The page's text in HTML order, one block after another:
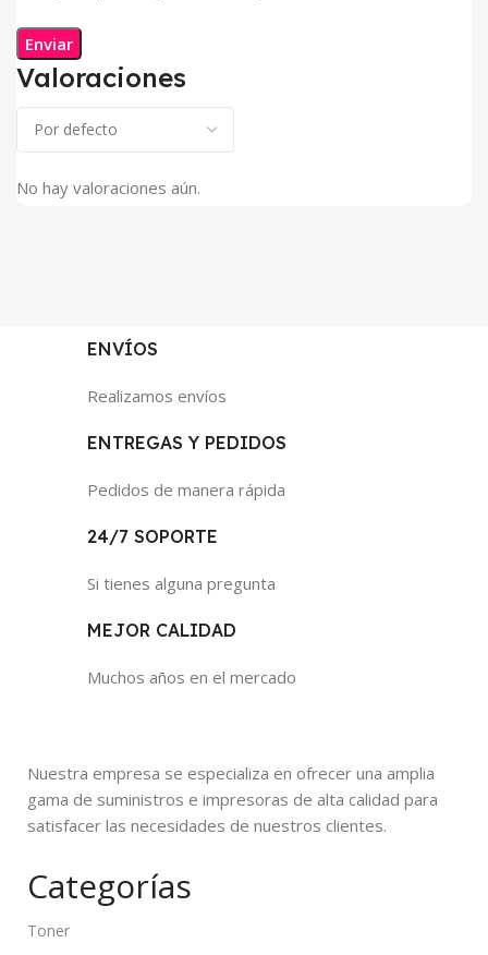
Valoraciones
No hay valoraciones aún.
ENVÍOS
Realizamos envíos
ENTREGAS Y PEDIDOS
Pedidos de manera rápida
24/7 SOPORTE
Si tienes alguna pregunta
MEJOR CALIDAD
Muchos años en el mercado
Nuestra empresa se especializa en ofrecer una amplia
gama de suministros e impresoras de alta calidad para
satisfacer las necesidades de nuestros clientes.
Categorías
Toner